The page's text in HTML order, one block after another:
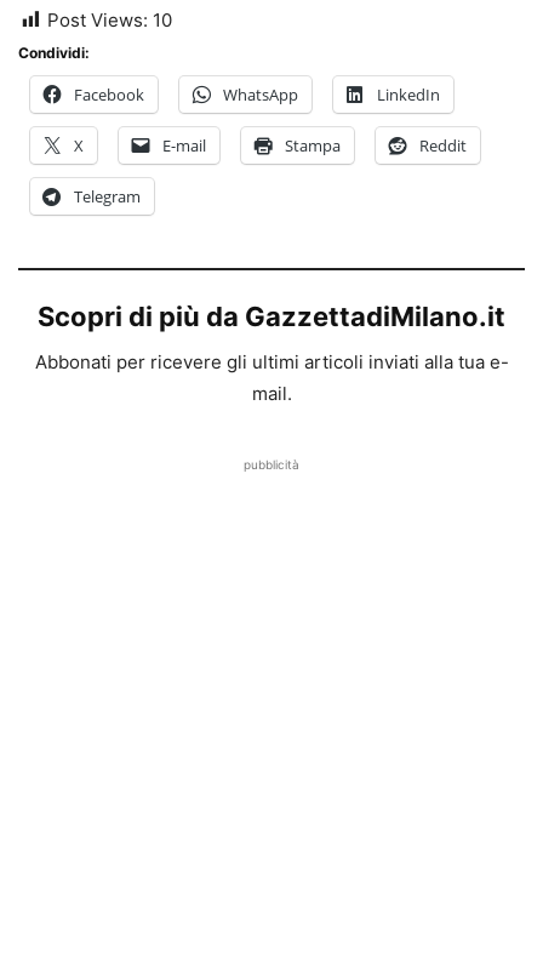
Post Views: 10
Condividi:
Facebook WhatsApp LinkedIn
X E-mail Stampa Reddit
Telegram
Scopri di più da GazzettadiMilano.it
Abbonati per ricevere gli ultimi articoli inviati alla tua e-
mail.
pubblicità